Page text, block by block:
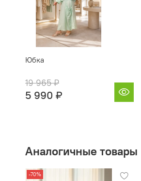
Юбка
19 965 ₽
5 990 ₽
Аналогичные товары
-70%